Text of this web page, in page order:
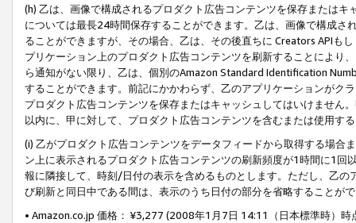
(h) 乙は、画像で構成されるプロダクト広告コンテンツを保存または
については最長24時間保存することができます。乙は、画像で構成
ることができますが、その場合、乙は、その後直ちに Creators APIも
プリケーション上のプロダクト広告コンテンツを刷新することにより
ら通知がない限り、乙は、個別のAmazon Standard Identification
することができます。前記にかかわらず、乙のアプリケーションがク
プロダクト広告コンテンツを保存またはキャッシュしてはいけません
以内に、甲に対して、プロダクト広告コンテンツを含むまたは使用す
(i) 乙がプロダクト広告コンテンツをデータフィードから取得する場合
ン上に表示されるプロダクト広告コンテンツの刷新頻度が1時間に1
報に隣接して、時刻/日付の表示を含めるものとします。ただし、乙
び刷新と同日中である間は、表示のうち日付の部分を省略することが
• Amazon.co.jp 価格： ¥3,277 (2008年1月7日 14:11（日本標準時）